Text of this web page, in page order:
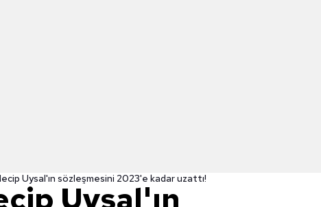
Uysal'ın sözleşmesini 2023'e kadar uzattı!
Uysal'ın